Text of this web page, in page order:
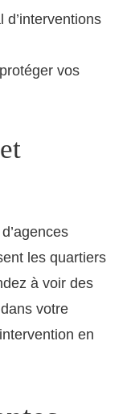
d’interventions
vos
les quartiers
à voir des
votre
en